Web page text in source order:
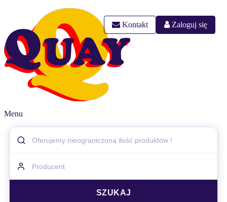
Kontakt Zaloguj się
Menu